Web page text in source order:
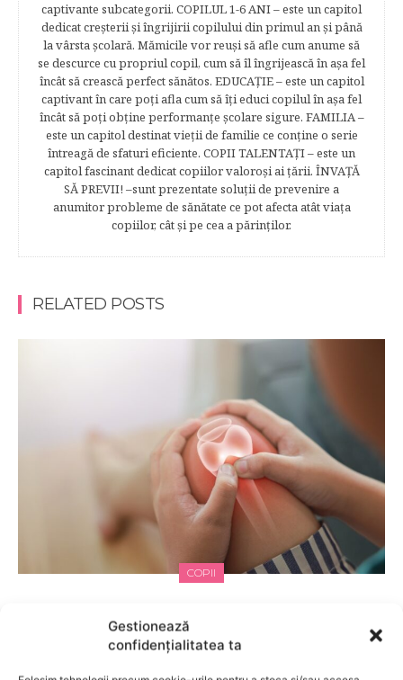
Gestionează
confidențialitatea ta
captivante subcategorii. COPILUL 1-6 ANI – este un capitol
dedicat creşterii şi îngrijirii copilului din primul an şi până
la vârsta şcolară. Mămicile vor reuşi să afle cum anume să
se descurce cu propriul copil, cum să îl îngrijească în aşa fel
încât să crească perfect sănătos. EDUCAŢIE – este un capitol
captivant în care poţi afla cum să îţi educi copilul în aşa fel
încât să poţi obţine performanţe şcolare sigure. FAMILIA –
este un capitol destinat vieţii de familie ce conţine o serie
întreagă de sfaturi eficiente. COPII TALENTAŢI – este un
capitol fascinant dedicat copiilor valoroși ai țării. ÎNVAŢĂ
SĂ PREVII! –sunt prezentate soluţii de prevenire a
anumitor probleme de sănătate ce pot afecta atât viaţa
copiilor, cât şi pe cea a părinţilor.
RELATED POSTS
COPII
consult de ortopedie pediatrică